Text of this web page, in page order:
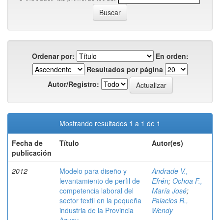
Ordenar por:
En orden:
Resultados por página
Autor/Registro:
Mostrando resultados 1 a 1 de 1
Fecha de
publicación
Título Autor(es)
2012
Modelo para diseño y
levantamiento de perfil de
competencia laboral del
sector textil en la pequeña
industria de la Provincia
Andrade V.,
Efrén; Ochoa F.,
María José;
Palacios R.,
Wendy